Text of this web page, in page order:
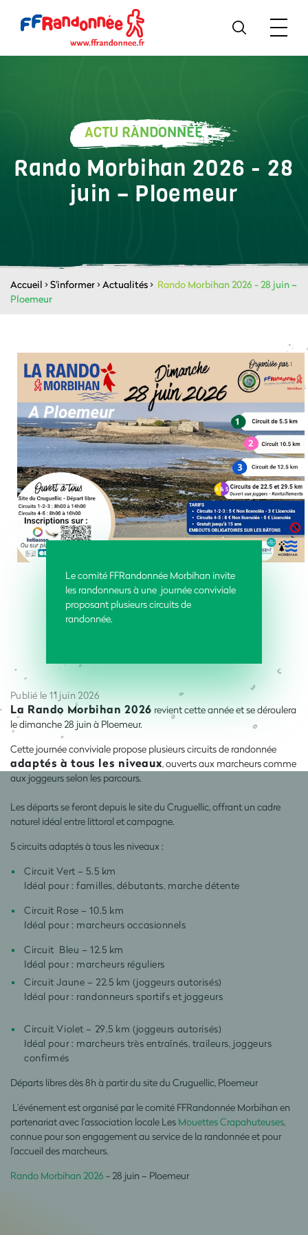
ACTU RANDONNÉE
Rando Morbihan 2026 - 28
juin – Ploemeur
Accueil >S'informer>Actualités> Rando Morbihan 2026 - 28 juin –
Ploemeur
Le comité FFRandonnée Morbihan invite
les randonneurs à une journée conviviale
proposant plusieurs circuits de
randonnée.
Publié le 11 juin 2026
La Rando Morbihan 2026 revient cette année et se déroulera
le dimanche 28 juin à Ploemeur.
Cette journée conviviale propose plusieurs circuits de randonnée
adaptés à tous les niveaux, ouverts aux marcheurs comme
aux joggeurs selon les parcours.
Les départs se feront depuis le site du Cruguellic, offrant un cadre
naturel idéal entre littoral et campagne.
5 circuits adaptés à tous les niveaux :
Circuit Vert – 5.5 km
Idéal pour : familles, débutants, marche détente
Circuit Rose – 10.5 km
Idéal pour : marcheurs occasionnels
Circuit Bleu – 12.5 km
Idéal pour : marcheurs réguliers
Circuit Jaune – 22.5 km (joggeurs autorisés)
Idéal pour : randonneurs sportifs et joggeurs
Circuit Violet – 29.5 km (joggeurs autorisés)
Idéal pour : marcheurs très entraînés, traileurs, joggeurs
confirmés
Départs libres dès 8h à partir du site du Cruguellic, Ploemeur
L’événement est organisé par le comité FFRandonnée Morbihan en
partenariat avec l’association locale Les Mouettes Crapahuteuses,
connue pour son engagement au service de la randonnée et pour
l’accueil des marcheurs.
Rando Morbihan 2026 - 28 juin – Ploemeur